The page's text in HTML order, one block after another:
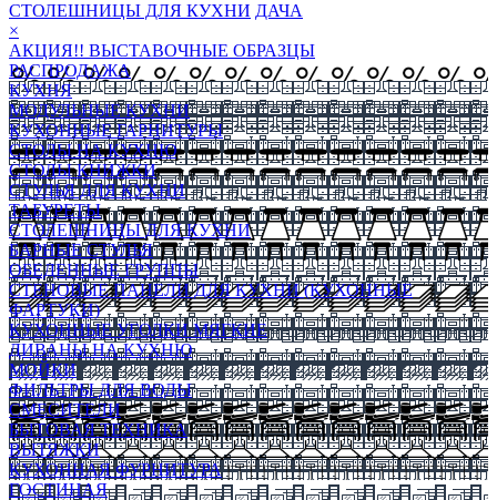
СТОЛЕШНИЦЫ ДЛЯ КУХНИ ДАЧА
×
АКЦИЯ!! ВЫСТАВОЧНЫЕ ОБРАЗЦЫ
РАСПРОДАЖА
КУХНЯ
МОДУЛЬНЫЕ КУХНИ
КУХОННЫЕ ГАРНИТУРЫ
СТОЛЫ НА КУХНЮ
СТОЛЫ КНИЖКИ
СТУЛЬЯ ДЛЯ КУХНИ
ТАБУРЕТЫ
СТОЛЕШНИЦЫ ДЛЯ КУХНИ
БАРНЫЕ СТУЛЬЯ
ОБЕДЕННЫЕ ГРУППЫ
СТЕНОВЫЕ ПАНЕЛИ ДЛЯ КУХНИ (КУХОННЫЕ
ФАРТУКИ)
КУХОННЫЕ УГОЛКИ МЯГКИЕ
ДИВАНЫ НА КУХНЮ
МОЙКИ
ФИЛЬТРЫ ДЛЯ ВОДЫ
СМЕСИТЕЛИ
БЫТОВАЯ ТЕХНИКА
ВЫТЯЖКИ
КУХОННАЯ ФУРНИТУРА
ГОСТИНАЯ